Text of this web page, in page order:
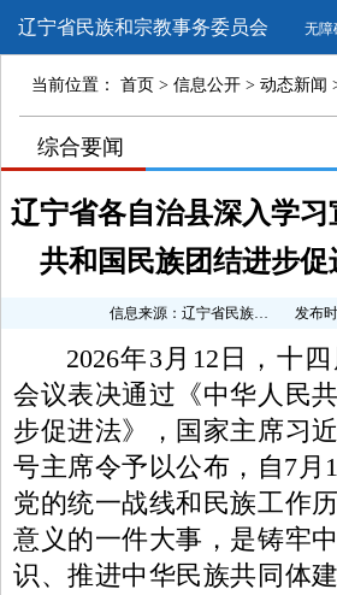
辽宁省民族和宗教事务委员会 无障
当前位置： 首页 > 信息公开 > 动态新闻
>>>
综合要闻
辽宁省各自治县深入学
共和国民族团结进步促
信息来源：辽宁省民族和宗教事务委员会
2026年3月12日，十四
会议表决通过《中华人民
步促进法》，国家主席习
号主席令予以公布，自7月
党的统一战线和民族工作
意义的一件大事，是铸牢
识、推进中华民族共同体